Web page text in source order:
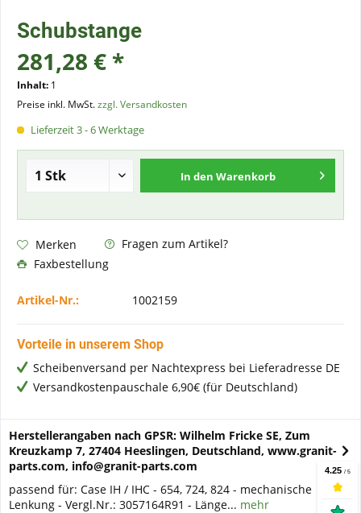
Schubstange
281,28 € *
Inhalt: 1
Preise inkl. MwSt.zzgl. Versandkosten
Lieferzeit 3 - 6 Werktage
In den Warenkorb
Merken
Fragen zum Artikel?
Faxbestellung
Artikel-Nr.: 1002159
Vorteile in unserem Shop
Scheibenversand per Nachtexpress bei Lieferadresse DE
Versandkostenpauschale 6,90€ (für Deutschland)
Herstellerangaben nach GPSR: Wilhelm Fricke SE, Zum
Kreuzkamp 7, 27404 Heeslingen, Deutschland, www.granit-
parts.com, info@granit-parts.com
passend für: Case IH / IHC - 654, 724, 824 - mechanische
Lenkung - Vergl.Nr.: 3057164R91 - Länge... mehr